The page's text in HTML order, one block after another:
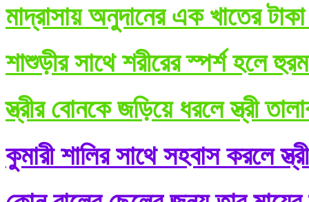
মাদ্রাসায় অনুদানের এক খাতের
শাশুড়ীর সাথে শরীরের স্পর্শ হলে
স্ত্রীর বোনকে জড়িয়ে ধরলে স্ত্রী
কুমারী শালির সাথে সহবাস করলে